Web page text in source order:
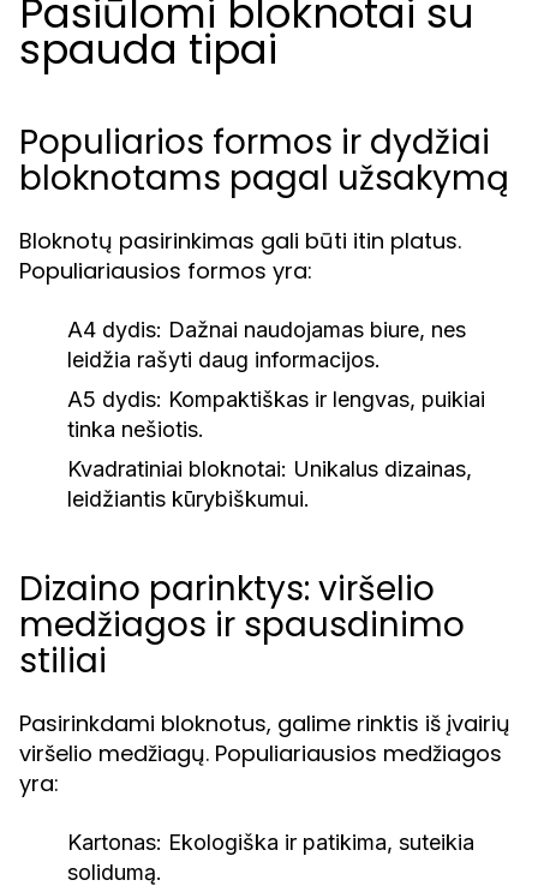
Pasiūlomi bloknotai su
spauda tipai
Populiarios formos ir dydžiai
bloknotams pagal užsakymą
Bloknotų pasirinkimas gali būti itin platus.
Populiariausios formos yra:
A4 dydis: Dažnai naudojamas biure, nes
leidžia rašyti daug informacijos.
A5 dydis: Kompaktiškas ir lengvas, puikiai
tinka nešiotis.
Kvadratiniai bloknotai: Unikalus dizainas,
leidžiantis kūrybiškumui.
Dizaino parinktys: viršelio
medžiagos ir spausdinimo
stiliai
Pasirinkdami bloknotus, galime rinktis iš įvairių
viršelio medžiagų. Populiariausios medžiagos
yra:
Kartonas: Ekologiška ir patikima, suteikia
solidumą.